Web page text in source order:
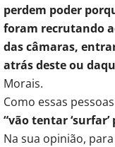
perdem poder
foram recrutando
das câmaras,
atrás deste ou
Morais.
Como essas
“vão tentar
Na sua opinião,